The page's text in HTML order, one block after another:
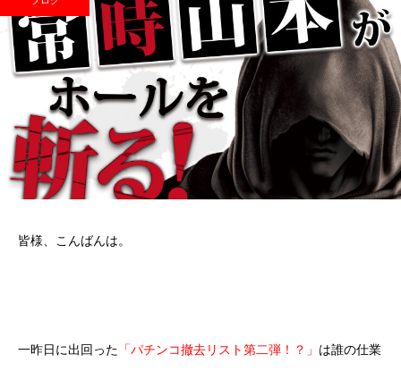
皆様、こんばんは。
一昨日に出回った 「パチンコ撤去リスト第二弾！？」 は誰の仕業